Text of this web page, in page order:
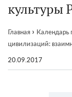
культуры
Главная › Календарь
цивилизаций:
20.09.2017